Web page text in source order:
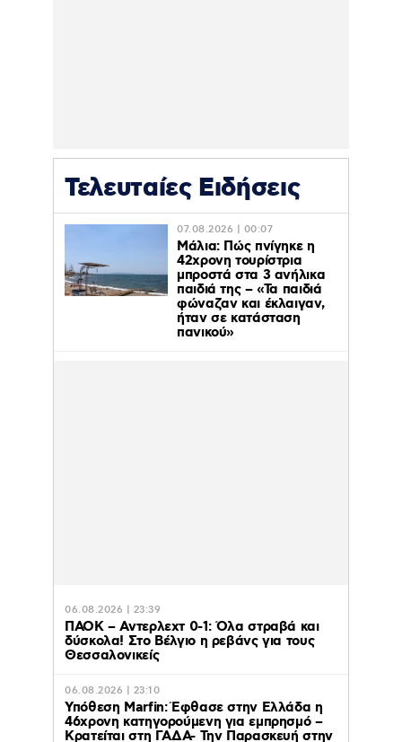
Τελευταίες Ειδήσεις
07.08.2026 | 00:07
Μάλια: Πώς πνίγηκε η
42χρονη τουρίστρια
μπροστά στα 3 ανήλικα
παιδιά της – «Τα παιδιά
φώναζαν και έκλαιγαν,
ήταν σε κατάσταση
πανικού»
06.08.2026 | 23:39
ΠΑΟΚ – Αντερλεχτ 0-1: Όλα στραβά και
δύσκολα! Στο Βέλγιο η ρεβάνς για τους
Θεσσαλονικείς
06.08.2026 | 23:10
Υπόθεση Marfin: Έφθασε στην Ελλάδα η
46χρονη κατηγορούμενη για εμπρησμό –
Κρατείται στη ΓΑΔΑ- Την Παρασκευή στην